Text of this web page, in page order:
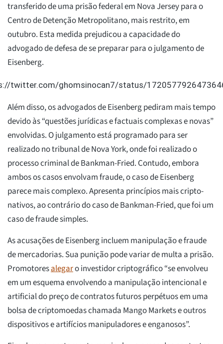
transferido de uma prisão federal em Nova Jersey para o
Centro de Detenção Metropolitano, mais restrito, em
outubro. Esta medida prejudicou a capacidade do
advogado de defesa de se preparar para o julgamento de
Eisenberg.
twitter.com/ghomsinocan7/status/
Além disso, os advogados de Eisenberg pediram mais tempo
devido às “questões jurídicas e factuais complexas e novas”
envolvidas. O julgamento está programado para ser
realizado no tribunal de Nova York, onde foi realizado o
processo criminal de Bankman-Fried. Contudo, embora
ambos os casos envolvam fraude, o caso de Eisenberg
parece mais complexo. Apresenta princípios mais cripto-
nativos, ao contrário do caso de Bankman-Fried, que foi um
caso de fraude simples.
As acusações de Eisenberg incluem manipulação e fraude
de mercadorias. Sua punição pode variar de multa a prisão.
Promotoresalegaro investidor criptográfico “se envolveu
em um esquema envolvendo a manipulação intencional e
artificial do preço de contratos futuros perpétuos em uma
bolsa de criptomoedas chamada Mango Markets e outros
dispositivos e artifícios manipuladores e enganosos”.